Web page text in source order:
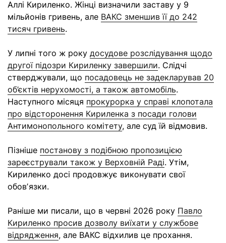
Аллі Кириленко. Жінці визначили заставу у 9
мільйонів гривень, але ВАКС зменшив її до 242
тисяч гривень.
У липні того ж року досудове розслідування щодо
другої підозри Кириленку завершили. Слідчі
стверджували, що посадовець не задекларував 20
об’єктів нерухомості, а також автомобіль.
Наступного місяця прокурорка у справі клопотала
про відсторонення Кириленка з посади голови
Антимонопольного комітету, але суд їй відмовив.
Пізніше постанову з подібною пропозицією
зареєстрували також у Верховній Раді. Утім,
Кириленко досі продовжує виконувати свої
обовʼязки.
Раніше ми писали, що в червні 2026 року Павло
Кириленко просив дозволу виїхати у службове
відрядження, але ВАКС відхилив це прохання.